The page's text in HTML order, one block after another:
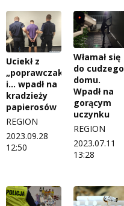
Uciekł z
„poprawczaka”
i… wpadł na
kradzieży
papierosów
REGION
2023.09.28
12:50
Włamał się
do cudzego
domu.
Wpadł na
gorącym
uczynku
REGION
2023.07.11
13:28